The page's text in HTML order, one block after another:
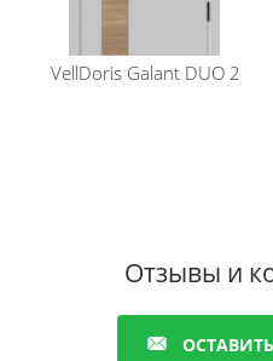
VellDoris Galant DUO 2
Отзывы и